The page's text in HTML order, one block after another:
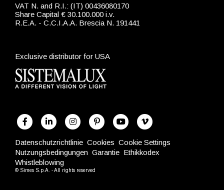
VAT N. and R.I.: (IT) 00436080170
Share Capital € 30.100.000 i.v.
R.E.A. - C.C.I.A.A. Brescia N. 191441
Exclusive distributor for USA
Datenschutzrichtlinie Cookies Cookie Settings
Nutzungsbedingungen Garantie Ethikkodex
Whistleblowing
© Simes S.p.A. - All rights reserved